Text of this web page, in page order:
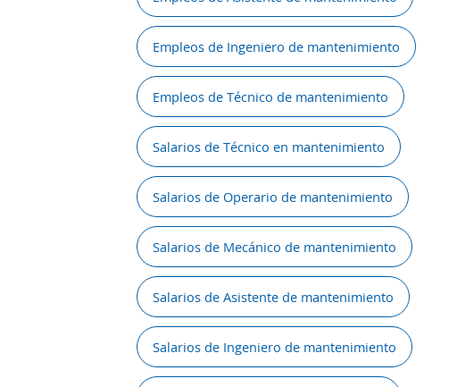
Empleos de Ingeniero de mantenimiento
Empleos de Técnico de mantenimiento
Salarios de Técnico en mantenimiento
Salarios de Operario de mantenimiento
Salarios de Mecánico de mantenimiento
Salarios de Asistente de mantenimiento
Salarios de Ingeniero de mantenimiento